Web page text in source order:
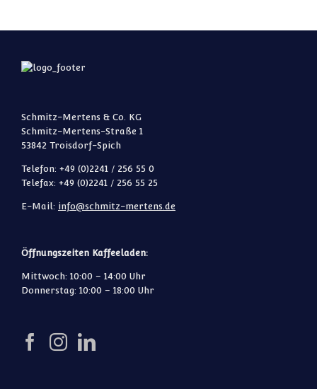
Schmitz-Mertens & Co. KG
Schmitz-Mertens-Straße 1
53842 Troisdorf-Spich
Telefon: +49 (0)2241 / 256 55 0
Telefax: +49 (0)2241 / 256 55 25
E-Mail: info@schmitz-mertens.de
Öffnungszeiten Kaffeeladen:
Mittwoch: 10:00 – 14:00 Uhr
Donnerstag: 10:00 – 18:00 Uhr